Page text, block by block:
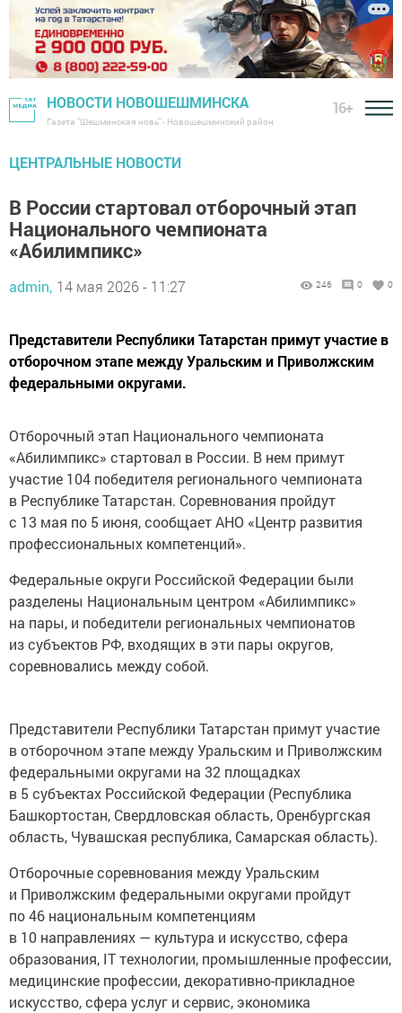
НОВОСТИ НОВОШЕШМИНСКА
Газета "Шешминская новь" - Новошешминский район
16+
ЦЕНТРАЛЬНЫЕ НОВОСТИ
В России стартовал отборочный этап
Национального чемпионата
«Абилимпикс»
admin, 14 мая 2026 - 11:27 246 0 0
Представители Республики Татарстан примут участие в
отборочном этапе между Уральским и Приволжским
федеральными округами.
Отборочный этап Национального чемпионата
«Абилимпикс» стартовал в России. В нем примут
участие 104 победителя регионального чемпионата
в Республике Татарстан. Соревнования пройдут
с 13 мая по 5 июня, сообщает АНО «Центр развития
профессиональных компетенций».
Федеральные округи Российской Федерации были
разделены Национальным центром «Абилимпикс»
на пары, и победители региональных чемпионатов
из субъектов РФ, входящих в эти пары округов,
соревновались между собой.
Представители Республики Татарстан примут участие
в отборочном этапе между Уральским и Приволжским
федеральными округами на 32 площадках
в 5 субъектах Российской Федерации (Республика
Башкортостан, Свердловская область, Оренбургская
область, Чувашская республика, Самарская область).
Отборочные соревнования между Уральским
и Приволжским федеральными округами пройдут
по 46 национальным компетенциям
в 10 направлениях — культура и искусство, сфера
образования, IT технологии, промышленные профессии,
медицинские профессии, декоративно-прикладное
искусство, сфера услуг и сервис, экономика